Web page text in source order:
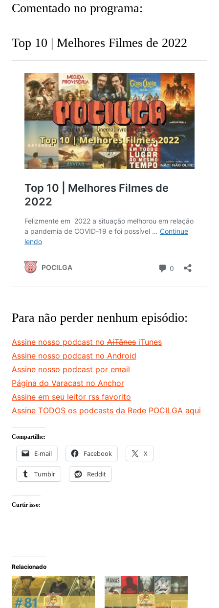
Comentado no programa:
Top 10 | Melhores Filmes de 2022
Para não perder nenhum episódio:
Assine nosso podcast no AiTãnesiTunes
Assine nosso podcast no Android
Assine nosso podcast por email
Página do Varacast no Anchor
Assine em seu leitor rss favorito
Assine TODOS os podcasts da Rede POCILGA aqui
Compartilhe:
E-mail Facebook X
Tumblr Reddit
Curtir isso:
Relacionado